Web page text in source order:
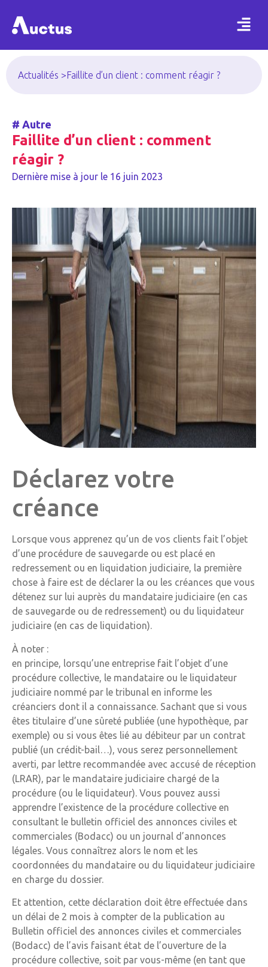
Actualités > Faillite d’un client : comment réagir ?
# Autre
Faillite d’un client : comment
réagir ?
Dernière mise à jour le 16 juin 2023
Déclarez votre
créance
Lorsque vous apprenez qu’un de vos clients fait l’objet
d’une procédure de sauvegarde ou est placé en
redressement ou en liquidation judiciaire, la première
chose à faire est de déclarer la ou les créances que vous
détenez sur lui auprès du mandataire judiciaire (en cas
de sauvegarde ou de redressement) ou du liquidateur
judiciaire (en cas de liquidation).
À noter :
en principe, lorsqu’une entreprise fait l’objet d’une
procédure collective, le mandataire ou le liquidateur
judiciaire nommé par le tribunal en informe les
créanciers dont il a connaissance. Sachant que si vous
êtes titulaire d’une sûreté publiée (une hypothèque, par
exemple) ou si vous êtes lié au débiteur par un contrat
publié (un crédit-bail…), vous serez personnellement
averti, par lettre recommandée avec accusé de réception
(LRAR), par le mandataire judiciaire chargé de la
procédure (ou le liquidateur). Vous pouvez aussi
apprendre l’existence de la procédure collective en
consultant le bulletin officiel des annonces civiles et
commerciales (Bodacc) ou un journal d’annonces
légales. Vous connaîtrez alors le nom et les
coordonnées du mandataire ou du liquidateur judiciaire
en charge du dossier.
Et attention, cette déclaration doit être effectuée dans
un délai de 2 mois à compter de la publication au
Bulletin officiel des annonces civiles et commerciales
(Bodacc) de l’avis faisant état de l’ouverture de la
procédure collective, soit par vous-même (en tant que